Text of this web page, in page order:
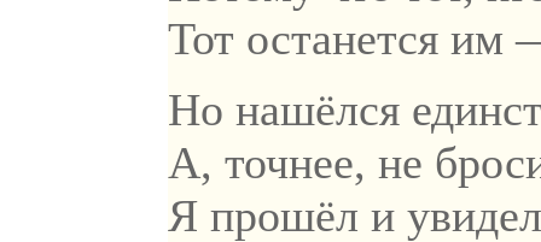
Тот останется им
Но нашёлся
А, точнее, не
Я прошёл и